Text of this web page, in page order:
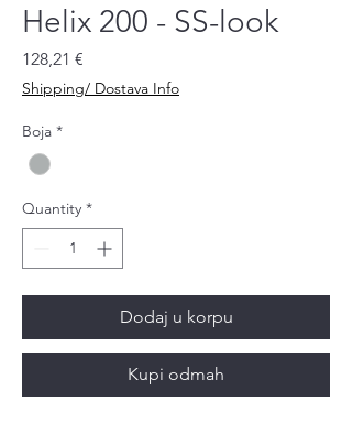
Helix 200 - SS-look
128,21 €
Shipping/ Dostava Info
Boja *
Quantity *
Dodaj u korpu
Kupi odmah